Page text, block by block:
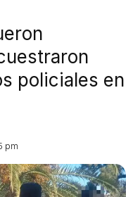
policiales en
pm